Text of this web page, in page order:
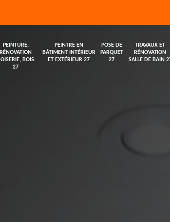
PEINTURE,
RÉNOVATION
BOIS
27
PEINTRE EN
BÂTIMENT INTÉRIEUR
ET EXTÉRIEUR 27
POSE DE
PARQUET
27
TRAVAUX ET
RÉNOVATION
SALLE DE BAIN